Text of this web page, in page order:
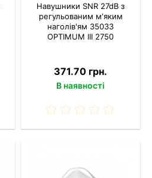
Навушники SNR 27dB з
регульованим м'яким
наголів'ям 35033
OPTIMUM III 2750
371.70 грн.
В наявності